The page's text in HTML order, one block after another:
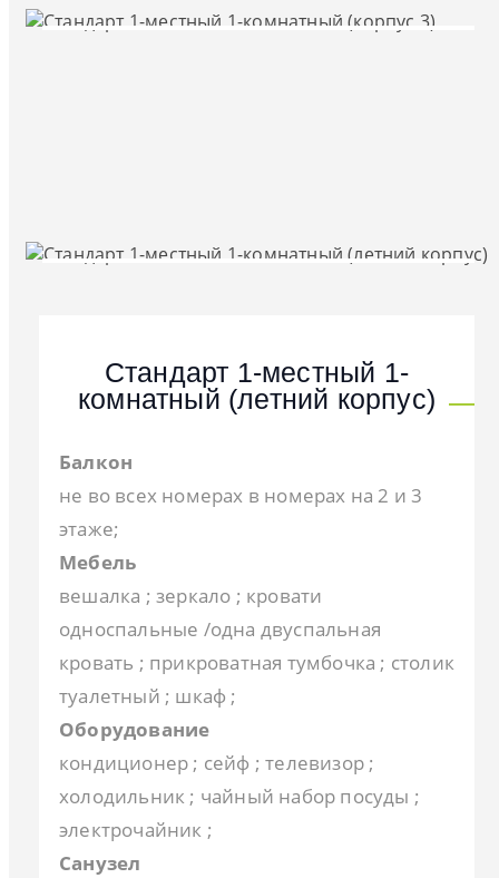
Стандарт 1-местный 1-
комнатный (летний корпус)
Балкон
не во всех номерах в номерах на 2 и 3
этаже;
Мебель
вешалка ; зеркало ; кровати
односпальные /одна двуспальная
кровать ; прикроватная тумбочка ; столик
туалетный ; шкаф ;
Оборудование
кондиционер ; сейф ; телевизор ;
холодильник ; чайный набор посуды ;
электрочайник ;
Санузел